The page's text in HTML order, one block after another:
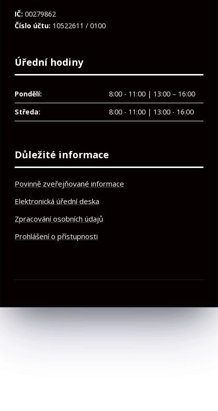
IČ: 00279862
Číslo účtu: 10522611 / 0100
Úřední hodiny
Pondělí:
8:00 - 11:00 | 13:00 – 16:00
Středa:
8:00 - 11:00 | 13:00 - 16:00
Důležité informace
Povinně zveřejňované informace
Elektronická úřední deska
Zpracování osobních údajů
Prohlášení o přístupnosti